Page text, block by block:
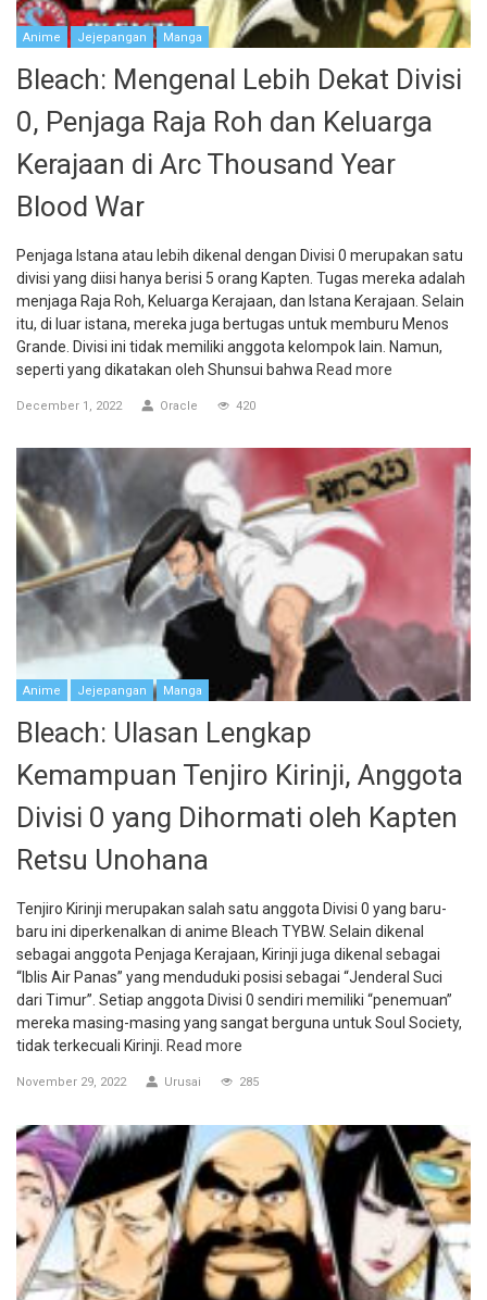
Anime Jejepangan Manga
Bleach: Mengenal Lebih Dekat Divisi
0, Penjaga Raja Roh dan Keluarga
Kerajaan di Arc Thousand Year
Blood War
Penjaga Istana atau lebih dikenal dengan Divisi 0 merupakan satu
divisi yang diisi hanya berisi 5 orang Kapten. Tugas mereka adalah
menjaga Raja Roh, Keluarga Kerajaan, dan Istana Kerajaan. Selain
itu, di luar istana, mereka juga bertugas untuk memburu Menos
Grande. Divisi ini tidak memiliki anggota kelompok lain. Namun,
seperti yang dikatakan oleh Shunsui bahwa Read more
December 1, 2022 Oracle 420
Anime Jejepangan Manga
Bleach: Ulasan Lengkap
Kemampuan Tenjiro Kirinji, Anggota
Divisi 0 yang Dihormati oleh Kapten
Retsu Unohana
Tenjiro Kirinji merupakan salah satu anggota Divisi 0 yang baru-
baru ini diperkenalkan di anime Bleach TYBW. Selain dikenal
sebagai anggota Penjaga Kerajaan, Kirinji juga dikenal sebagai
“Iblis Air Panas” yang menduduki posisi sebagai “Jenderal Suci
dari Timur”. Setiap anggota Divisi 0 sendiri memiliki “penemuan”
mereka masing-masing yang sangat berguna untuk Soul Society,
tidak terkecuali Kirinji. Read more
November 29, 2022 Urusai 285